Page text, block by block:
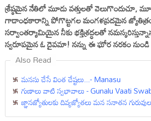
శ్రేష్ఠమైన నేతిలో మూడు వత్తులతో వెలుగొందుచూ,
గాడాంధకారాన్ని పోగొట్టగల మంగళప్రదమైన
సర్వాంతర్యామియైన నీకు భక్తిశ్రద్ధలతో
స్వరూపమైన ఓ దైవమా! నన్ను ఈ ఘోర నరకం నుండి
Also Read
మనసు చేసే వింత చేష్టలు...- Manasu
గుణాలు వాటి స్వభావాలు - Gunalu Vaati
జ్ఞానజ్యోతులకు దివ్యజ్యోతలు మన సనాతన